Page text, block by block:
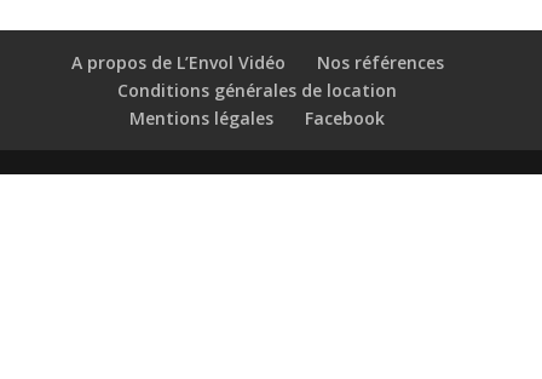
A propos de L’Envol Vidéo
Nos références
Conditions générales de location
Mentions légales
Facebook